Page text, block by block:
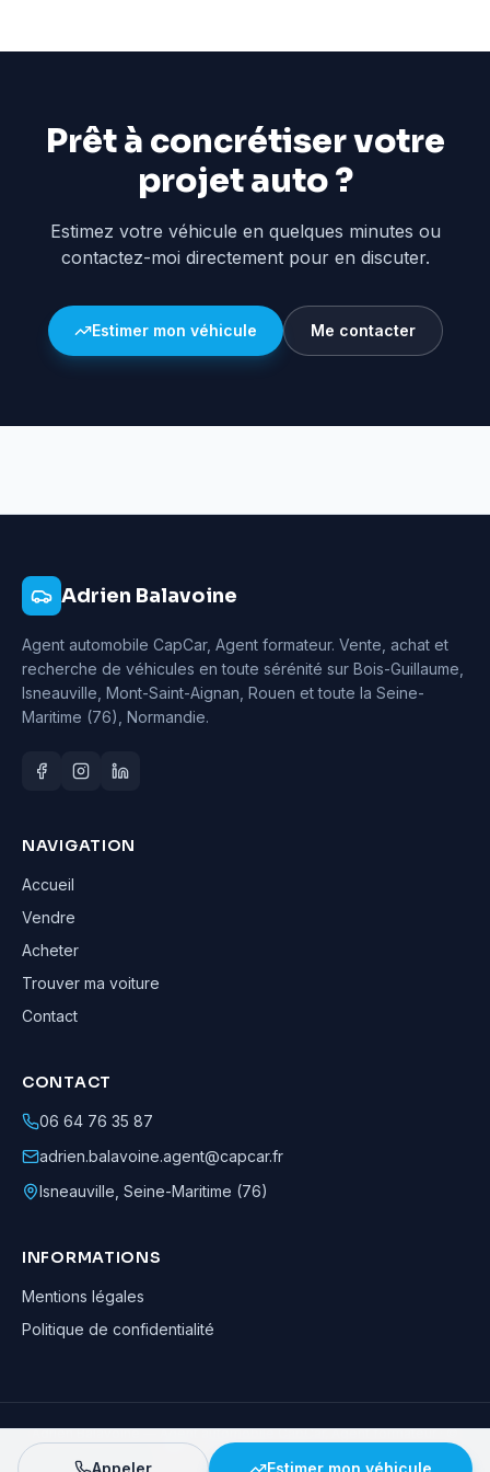
Prêt à concrétiser votre
projet auto ?
Estimez votre véhicule en quelques minutes ou
contactez-moi directement pour en discuter.
Estimer mon véhicule Me contacter
Adrien Balavoine
Agent automobile CapCar, Agent formateur. Vente, achat et
recherche de véhicules en toute sérénité sur Bois-Guillaume,
Isneauville, Mont-Saint-Aignan, Rouen et toute la Seine-
Maritime (76), Normandie.
NAVIGATION
Accueil
Vendre
Acheter
Trouver ma voiture
Contact
CONTACT
06 64 76 35 87
adrien.balavoine.agent@capcar.fr
Isneauville Seine-Maritime (76)
INFORMATIONS
Mentions légales
Politique de confidentialité
Adrien Balavoine—Agent automobile CapCar, Agent formateur· ©
· Tous droits réservés
Appeler Estimer mon véhicule